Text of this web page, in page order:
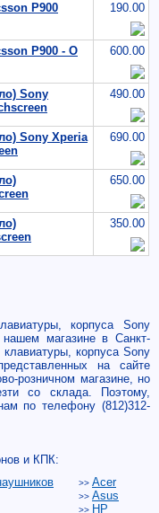
P900 190.00
P900 - O 600.00
Sony
490.00
Sony Xperia
690.00
650.00
350.00
корпуса Sony
магазине в Санкт-
клавиатуры, корпуса Sony
на сайте
розничном магазине, но
со склада. Поэтому,
по телефону (812)312-
и КПК:
>> Acer
>> Asus
>> HP